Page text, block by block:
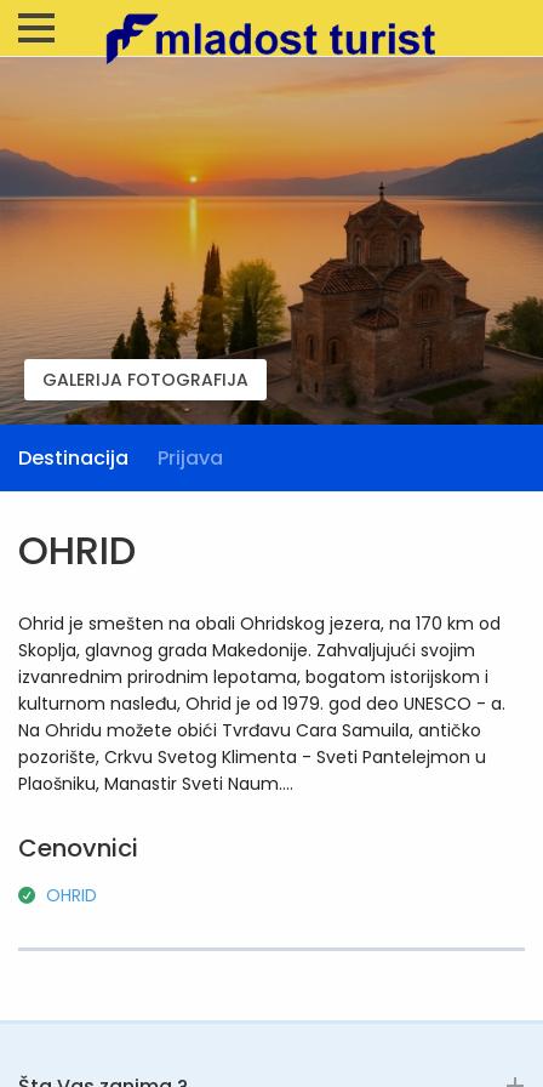
GALERIJA FOTOGRAFIJA
Destinacija Prijava
OHRID
Ohrid je smešten na obali Ohridskog jezera, na 170 km od
Skoplja, glavnog grada Makedonije. Zahvaljujući svojim
izvanrednim prirodnim lepotama, bogatom istorijskom i
kulturnom nasleđu, Ohrid je od 1979. god deo UNESCO - a.
Na Ohridu možete obići Tvrđavu Cara Samuila, antičko
pozorište, Crkvu Svetog Klimenta - Sveti Pantelejmon u
Plaošniku, Manastir Sveti Naum....
Cenovnici
OHRID